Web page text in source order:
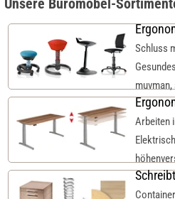
Unsere Büromöbel-
Schluss
Arbeiten